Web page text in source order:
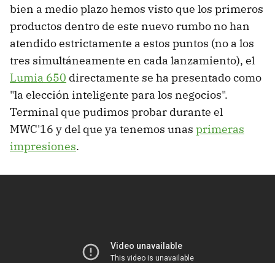
bien a medio plazo hemos visto que los primeros
productos dentro de este nuevo rumbo no han
atendido estrictamente a estos puntos (no a los
tres simultáneamente en cada lanzamiento), el
Lumia 650 directamente se ha presentado como
"la elección inteligente para los negocios".
Terminal que pudimos probar durante el
MWC'16 y del que ya tenemos unas primeras
impresiones.